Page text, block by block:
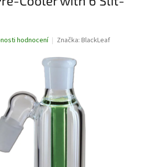
hodnocení Značka: BlackLeaf